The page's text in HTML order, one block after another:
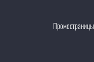
Промостраницы